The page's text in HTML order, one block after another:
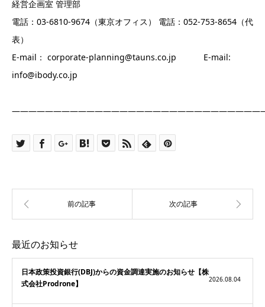
経営企画室 管理部
電話：03-6810-9674（東京オフィス） 電話：052-753-8654（代
表）
E-mail： corporate-planning@tauns.co.jp E-mail:
info@ibody.co.jp
最近のお知らせ
日本政策投資銀行(DBJ)からの資金調達実施のお知らせ【株
式会社Prodrone】
2026.08.04